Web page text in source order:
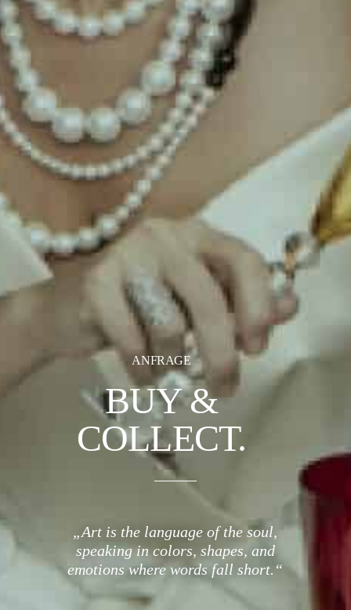
ANFRAGE
BUY &
COLLECT.
„Art is the language of the soul,
speaking in colors, shapes, and
emotions where words fall short.“